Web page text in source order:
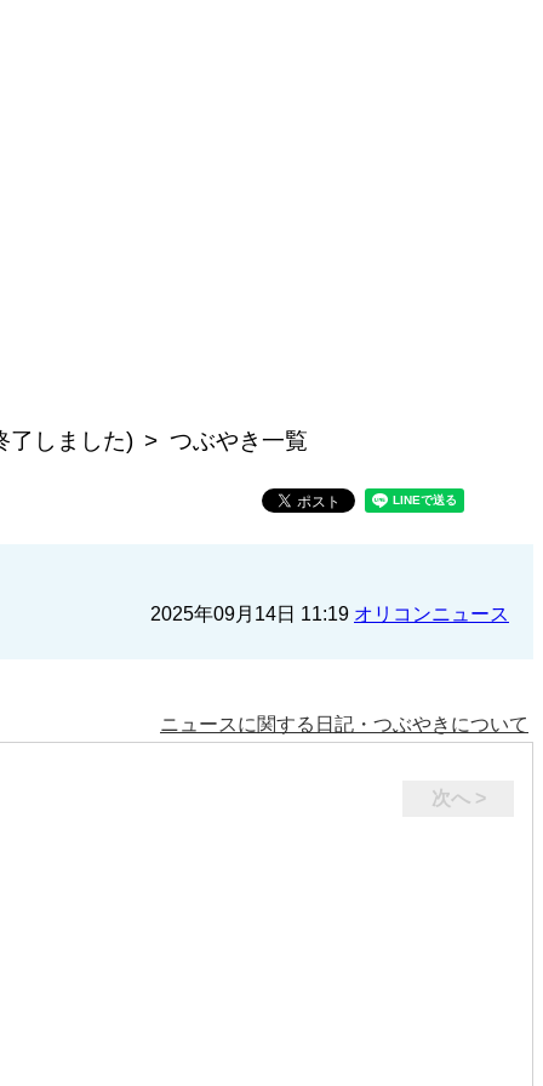
了しました) つぶやき一覧
2025年09月14日 11:19 オリコンニュース
ニュースに関する日記・つぶやきについて
次へ >